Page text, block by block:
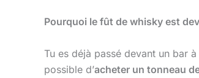
Pourquoi le fût de whisky est
Tu es déjà passé devant un bar
possible d’acheter un tonneau